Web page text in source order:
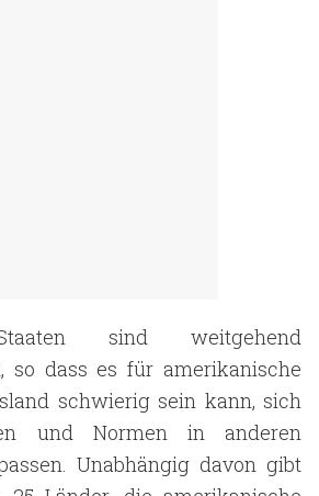
sind weitgehend
so dass es für amerikanische
schwierig sein kann, sich
und Normen in anderen
Unabhängig davon gibt